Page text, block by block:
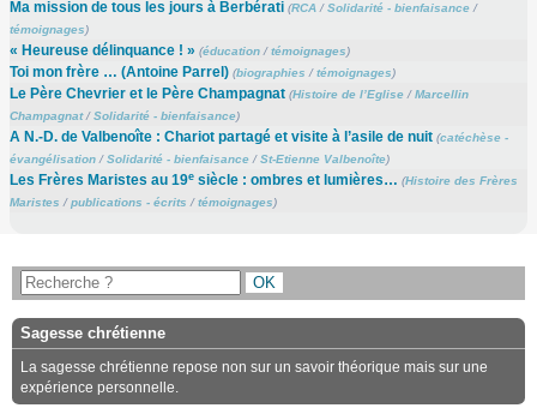
Ma mission de tous les jours à Berbérati (RCA/Solidarité - bienfaisance/
témoignages)
« Heureuse délinquance ! » (éducation/témoignages)
Toi mon frère … (Antoine Parrel) (biographies /témoignages)
Le Père Chevrier et le Père Champagnat (Histoire de l’Eglise/Marcellin
Champagnat/Solidarité - bienfaisance)
A N.-D. de Valbenoîte : Chariot partagé et visite à l’asile de nuit (catéchèse -
évangélisation/Solidarité - bienfaisance/St-Etienne Valbenoîte)
Les Frères Maristes au 19esiècle : ombres et lumières… (Histoire des Frères
Maristes /publications - écrits /témoignages)
Sagesse chrétienne
La sagesse chrétienne repose non sur un savoir théorique mais sur une
expérience personnelle.